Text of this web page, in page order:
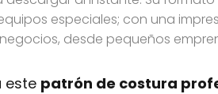
especiales; con una
desde pequeños
este patrón de costura